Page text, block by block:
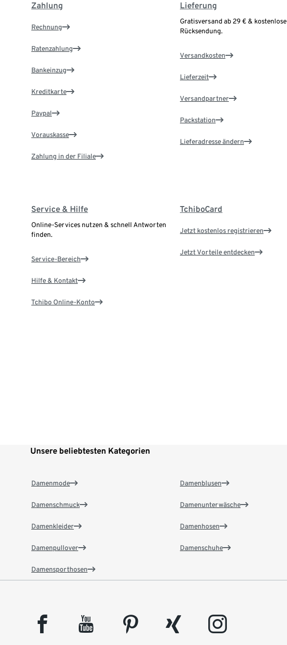
Zahlung
Rechnung
Ratenzahlung
Bankeinzug
Kreditkarte
Paypal
Vorauskasse
Zahlung in der Filiale
Lieferung
Gratisversand ab 29 € & kostenlose
Rücksendung.
Versandkosten
Lieferzeit
Versandpartner
Packstation
Lieferadresse ändern
Service & Hilfe
Online-Services nutzen & schnell Antworten
finden.
Service-Bereich
Hilfe & Kontakt
Tchibo Online-Konto
TchiboCard
Jetzt kostenlos registrieren
Jetzt Vorteile entdecken
Unsere beliebtesten Kategorien
Damenmode
Damenschmuck
Damenkleider
Damenpullover
Damensporthosen
Damenblusen
Damenunterwäsche
Damenhosen
Damenschuhe
facebook youtube pinterest xing instagram